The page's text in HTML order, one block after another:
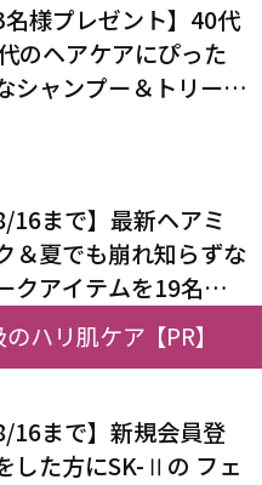
3名様プレゼント】40代
のヘアケアにぴった
シャンプー＆トリート
8/16まで】最新ヘアミ
＆夏でも崩れ知らずな
クアイテムを19名様
レゼント！
年8月16日（日）23:59ま
8/16まで】新規会員登
した方にSK-Ⅱの フェ
ハリ肌ケア【PR】